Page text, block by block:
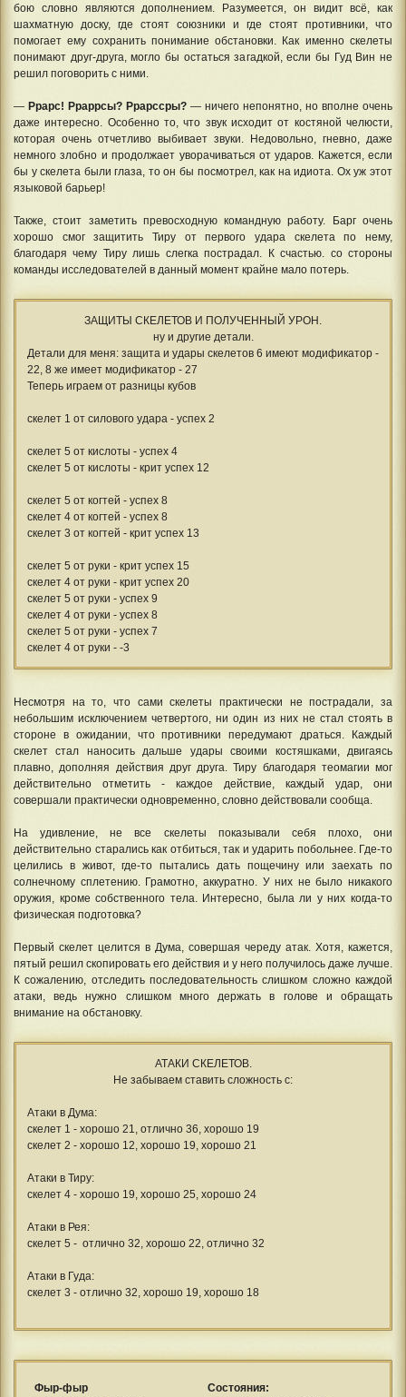
бою словно являются дополнением. Разумеется, он видит всё, как
шахматную доску, где стоят союзники и где стоят противники, что
помогает ему сохранить понимание обстановки. Как именно скелеты
понимают друг-друга, могло бы остаться загадкой, если бы Гуд Вин не
решил поговорить с ними.
— Ррарс! Рраррсы? Ррарссры? — ничего непонятно, но вполне очень
даже интересно. Особенно то, что звук исходит от костяной челюсти,
которая очень отчетливо выбивает звуки. Недовольно, гневно, даже
немного злобно и продолжает уворачиваться от ударов. Кажется, если
бы у скелета были глаза, то он бы посмотрел, как на идиота. Ох уж этот
языковой барьер!
Также, стоит заметить превосходную командную работу. Барг очень
хорошо смог защитить Тиру от первого удара скелета по нему,
благодаря чему Тиру лишь слегка пострадал. К счастью. со стороны
команды исследователей в данный момент крайне мало потерь.
ЗАЩИТЫ СКЕЛЕТОВ И ПОЛУЧЕННЫЙ УРОН.
ну и другие детали.
Детали для меня: защита и удары скелетов 6 имеют модификатор -
22, 8 же имеет модификатор - 27
Теперь играем от разницы кубов
скелет 1 от силового удара - успех 2
скелет 5 от кислоты - успех 4
скелет 5 от кислоты - крит успех 12
скелет 5 от когтей - успех 8
скелет 4 от когтей - успех 8
скелет 3 от когтей - крит успех 13
скелет 5 от руки - крит успех 15
скелет 4 от руки - крит успех 20
скелет 5 от руки - успех 9
скелет 4 от руки - успех 8
скелет 5 от руки - успех 7
скелет 4 от руки - -3
Несмотря на то, что сами скелеты практически не пострадали, за
небольшим исключением четвертого, ни один из них не стал стоять в
стороне в ожидании, что противники передумают драться. Каждый
скелет стал наносить дальше удары своими костяшками, двигаясь
плавно, дополняя действия друг друга. Тиру благодаря теомагии мог
действительно отметить - каждое действие, каждый удар, они
совершали практически одновременно, словно действовали сообща.
На удивление, не все скелеты показывали себя плохо, они
действительно старались как отбиться, так и ударить побольнее. Где-то
целились в живот, где-то пытались дать пощечину или заехать по
солнечному сплетению. Грамотно, аккуратно. У них не было никакого
оружия, кроме собственного тела. Интересно, была ли у них когда-то
физическая подготовка?
Первый скелет целится в Дума, совершая череду атак. Хотя, кажется,
пятый решил скопировать его действия и у него получилось даже лучше.
К сожалению, отследить последовательность слишком сложно каждой
атаки, ведь нужно слишком много держать в голове и обращать
внимание на обстановку.
АТАКИ СКЕЛЕТОВ.
Не забываем ставить сложность с:
Атаки в Дума:
скелет 1 - хорошо 21, отлично 36, хорошо 19
скелет 2 - хорошо 12, хорошо 19, хорошо 21
Атаки в Тиру:
скелет 4 - хорошо 19, хорошо 25, хорошо 24
Атаки в Рея:
скелет 5 - отлично 32, хорошо 22, отлично 32
Атаки в Гуда:
скелет 3 - отлично 32, хорошо 19, хорошо 18
Фыр-фыр
Состояния: